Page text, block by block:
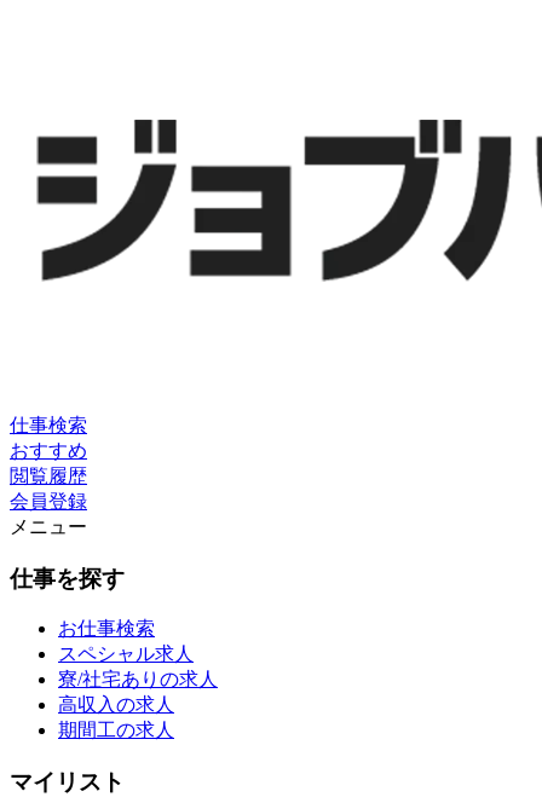
仕事検索
おすすめ
閲覧履歴
会員登録
メニュー
仕事を探す
お仕事検索
スペシャル求人
寮/社宅ありの求人
高収入の求人
期間工の求人
マイリスト